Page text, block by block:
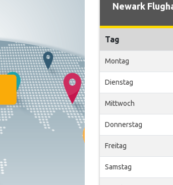
Newark
Tag
Montag
Dienstag
Mittwoch
Donnerstag
Freitag
Samstag